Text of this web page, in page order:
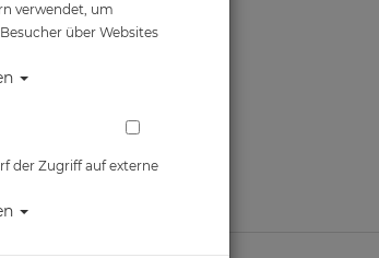
verwendet, um
über Websites
der Zugriff auf externe